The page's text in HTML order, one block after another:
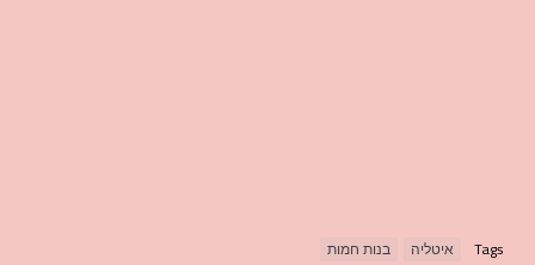
Tags איטליה בנות חמות